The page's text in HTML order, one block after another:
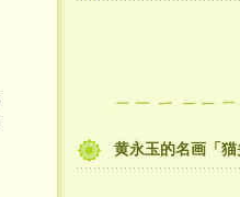
黄永玉的名画「